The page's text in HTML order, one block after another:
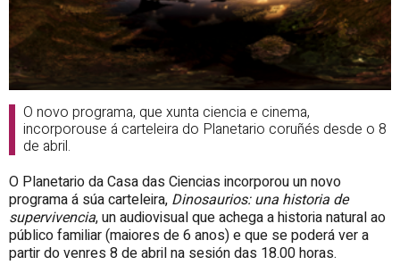
O novo programa, que xunta ciencia e cinema,
incorporouse á carteleira do Planetario coruñés desde o 8
de abril.
O Planetario da Casa das Ciencias incorporou un novo
programa á súa carteleira, Dinosaurios: una historia de
supervivencia, un audiovisual que achega a historia natural ao
público familiar (maiores de 6 anos) e que se poderá ver a
partir do venres 8 de abril na sesión das 18.00 horas.